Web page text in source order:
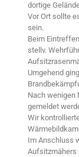
dortige
Vor Ort sollte
sein.
Beim
stellv.
Umgehend
Nach wenigen
gemeldet
Wir
Im Anschluss
Aufsitzmähers